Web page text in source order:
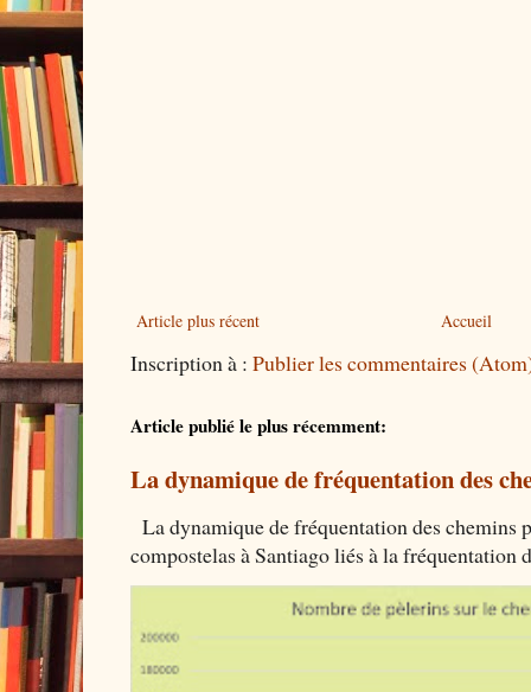
Article plus récent Accueil
Inscription à : Publier les commentaires
Article publié le plus récemment:
La dynamique de fréquentation des
La dynamique de fréquentation des chemins
compostelas à Santiago liés à la fréquentation